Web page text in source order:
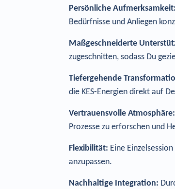
Persönliche Aufmerksamkeit:
Bedürfnisse und Anliegen
Maßgeschneiderte
zugeschnitten, sodass Du
Tiefergehende
die KES-Energien direkt auf
Vertrauensvolle Atmosphäre:
Prozesse zu erforschen und
Flexibilität: Eine
anzupassen.
Nachhaltige Integration: